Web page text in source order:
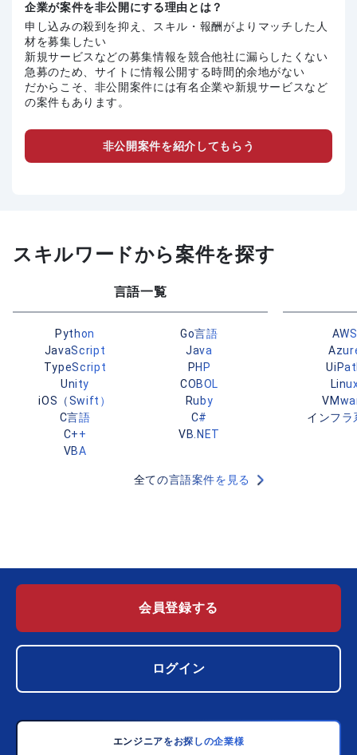
企業が案件を非公開にする理由とは？
申し込みの殺到を抑え、スキル・報酬がよりマッチした人
材を募集したい
新規サービスなどの募集情報を競合他社に漏らしたくない
急募のため、サイトに情報公開する時間的余地がない
だからこそ、非公開案件には有名企業や新規サービスなど
の案件もあります。
非公開案件を紹介してもらう
スキルワードから案件を探す
言語一覧
Python
Go言語
JavaScript
Java
TypeScript
PHP
Unity
COBOL
iOS（Swift）
Ruby
C言語
C#
C++
VB.NET
VBA
全ての言語案件を見る
AWS
インフラ
会員登録する
ログイン
エンジニアをお探しの企業様